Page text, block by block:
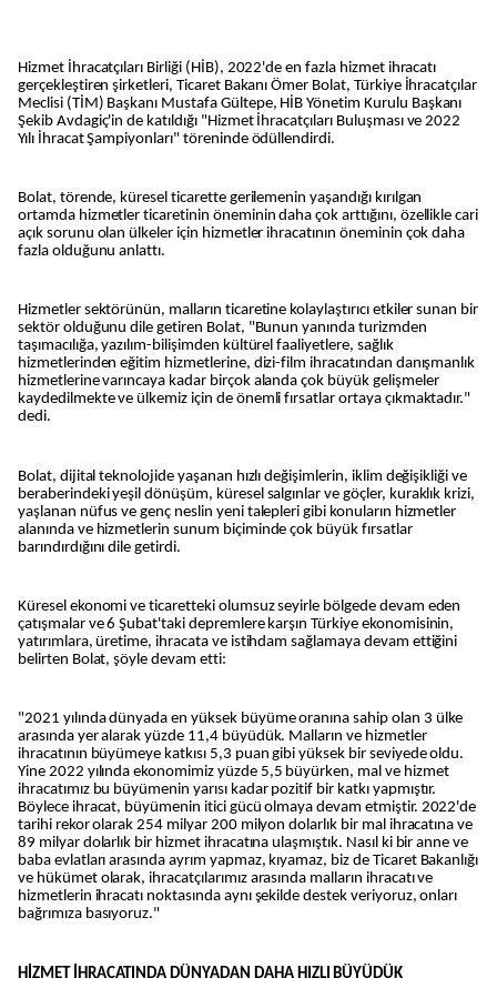
Hizmet İhracatçıları Birliği (HİB), 2022'de en fazla hizmet ihracatı
gerçekleştiren şirketleri, Ticaret Bakanı Ömer Bolat, Türkiye İhracatçılar
Meclisi (TİM) Başkanı Mustafa Gültepe, HİB Yönetim Kurulu Başkanı
Şekib Avdagiç'in de katıldığı "Hizmet İhracatçıları Buluşması ve 2022
Yılı İhracat Şampiyonları" töreninde ödüllendirdi.
Bolat, törende, küresel ticarette gerilemenin yaşandığı kırılgan
ortamda hizmetler ticaretinin öneminin daha çok arttığını, özellikle cari
açık sorunu olan ülkeler için hizmetler ihracatının öneminin çok daha
fazla olduğunu anlattı.
Hizmetler sektörünün, malların ticaretine kolaylaştırıcı etkiler sunan bir
sektör olduğunu dile getiren Bolat, "Bunun yanında turizmden
taşımacılığa, yazılım-bilişimden kültürel faaliyetlere, sağlık
hizmetlerinden eğitim hizmetlerine, dizi-film ihracatından danışmanlık
hizmetlerine varıncaya kadar birçok alanda çok büyük gelişmeler
kaydedilmekte ve ülkemiz için de önemli fırsatlar ortaya çıkmaktadır."
dedi.
Bolat, dijital teknolojide yaşanan hızlı değişimlerin, iklim değişikliği ve
beraberindeki yeşil dönüşüm, küresel salgınlar ve göçler, kuraklık krizi,
yaşlanan nüfus ve genç neslin yeni talepleri gibi konuların hizmetler
alanında ve hizmetlerin sunum biçiminde çok büyük fırsatlar
barındırdığını dile getirdi.
Küresel ekonomi ve ticaretteki olumsuz seyirle bölgede devam eden
çatışmalar ve 6 Şubat'taki depremlere karşın Türkiye ekonomisinin,
yatırımlara, üretime, ihracata ve istihdam sağlamaya devam ettiğini
belirten Bolat, şöyle devam etti:
"2021 yılında dünyada en yüksek büyüme oranına sahip olan 3 ülke
arasında yer alarak yüzde 11,4 büyüdük. Malların ve hizmetler
ihracatının büyümeye katkısı 5,3 puan gibi yüksek bir seviyede oldu.
Yine 2022 yılında ekonomimiz yüzde 5,5 büyürken, mal ve hizmet
ihracatımız bu büyümenin yarısı kadar pozitif bir katkı yapmıştır.
Böylece ihracat, büyümenin itici gücü olmaya devam etmiştir. 2022'de
tarihi rekor olarak 254 milyar 200 milyon dolarlık bir mal ihracatına ve
89 milyar dolarlık bir hizmet ihracatına ulaşmıştık. Nasıl ki bir anne ve
baba evlatları arasında ayrım yapmaz, kıyamaz, biz de Ticaret Bakanlığı
ve hükümet olarak, ihracatçılarımız arasında malların ihracatı ve
hizmetlerin ihracatı noktasında aynı şekilde destek veriyoruz, onları
bağrımıza basıyoruz."
HİZMET İHRACATINDA DÜNYADAN DAHA HIZLI BÜYÜDÜK